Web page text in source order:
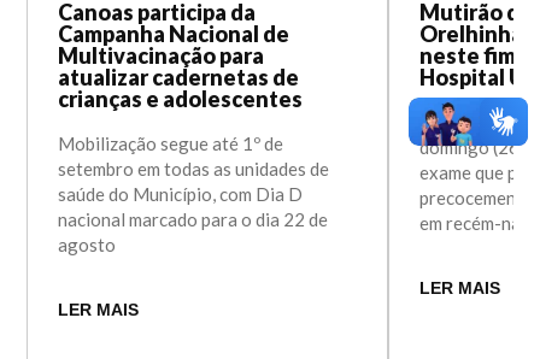
Canoas participa da
Campanha Nacional de
Multivacinação para
atualizar cadernetas de
crianças e adolescentes
Mobilização segue até 1º de
setembro em todas as unidades de
saúde do Município, com Dia D
nacional marcado para o dia 22 de
agosto
LER MAIS
Mutirão do
Orelhinha
neste fim
Hospital
Ação
domingo (26)
exame que
em recém-
LER MAIS